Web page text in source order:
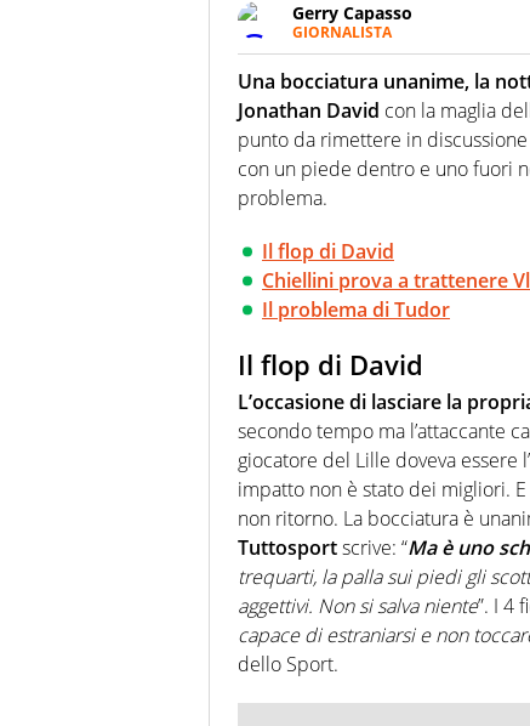
Gerry Capasso
GIORNALISTA
Per lui gli sport americani
innata di trovare la notizia
Una bocciatura unanime, la
Jonathan David con la maglia
punto da rimettere in
con un piede dentro e uno fuori
problema.
Il flop di David
Chiellini prova a trattenere
Il problema di Tudor
Il flop di David
L’occasione di lasciare la
secondo tempo ma l’attaccante
giocatore del Lille doveva essere
impatto non è stato dei migliori. E
non ritorno. La bocciatura è
Tuttosportscrive: “Ma è uno
trequarti, la palla sui piedi gli
aggettivi. Non si salva niente”. I 4
capace di estraniarsi e non
dello Sport.